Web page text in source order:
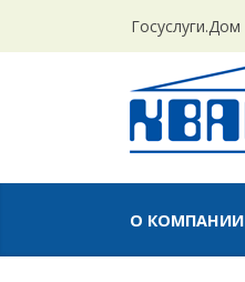
Госуслуги.Дом
О КОМПАНИИ